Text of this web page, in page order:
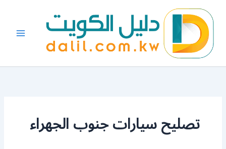
المحتوى
تصليح سيارات جنوب الجهراء